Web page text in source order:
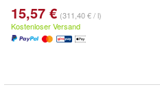
15,57 € (311,40 € / l)
Kostenloser Versand